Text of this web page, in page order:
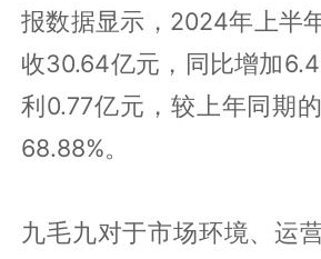
报数据显示，2024年上半
收30.64亿元，同比增加
利0.77亿元，较上年同期
68.88%。
九毛九对于市场环境、运